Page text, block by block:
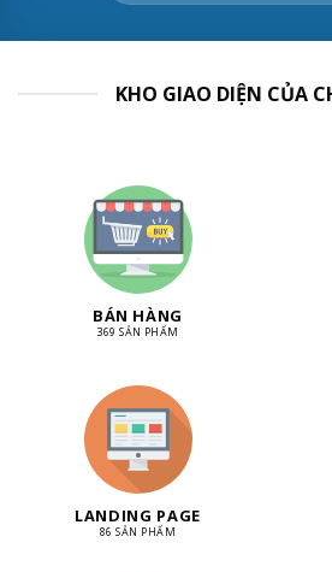
KHO GIAO DIỆN CỦA
BÁN HÀNG
369 SẢN PHẨM
LANDING PAGE
86 SẢN PHẨM